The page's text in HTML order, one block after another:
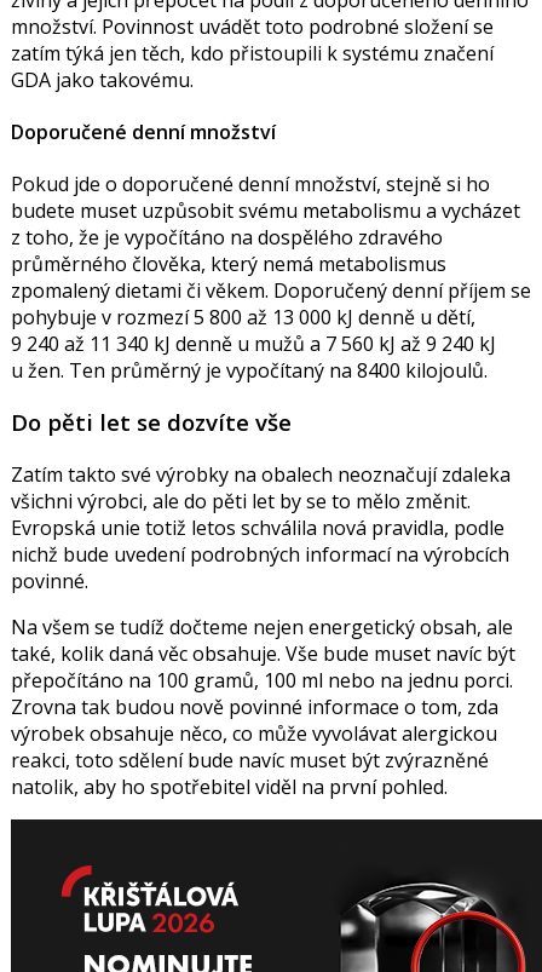
množství. Povinnost uvádět toto podrobné složení se
zatím týká jen těch, kdo přistoupili k systému značení
GDA jako takovému.
Doporučené denní množství
Pokud jde o doporučené denní množství, stejně si ho
budete muset uzpůsobit svému metabolismu a vycházet
z toho, že je vypočítáno na dospělého zdravého
průměrného člověka, který nemá metabolismus
zpomalený dietami či věkem. Doporučený denní příjem se
pohybuje v rozmezí 5 800 až 13 000 kJ denně u dětí,
9 240 až 11 340 kJ denně u mužů a 7 560 kJ až 9 240 kJ
u žen. Ten průměrný je vypočítaný na 8400 kilojoulů.
Do pěti let se dozvíte vše
Zatím takto své výrobky na obalech neoznačují zdaleka
všichni výrobci, ale do pěti let by se to mělo změnit.
Evropská unie totiž letos schválila nová pravidla, podle
nichž bude uvedení podrobných informací na výrobcích
povinné.
Na všem se tudíž dočteme nejen energetický obsah, ale
také, kolik daná věc obsahuje. Vše bude muset navíc být
přepočítáno na 100 gramů, 100 ml nebo na jednu porci.
Zrovna tak budou nově povinné informace o tom, zda
výrobek obsahuje něco, co může vyvolávat alergickou
reakci, toto sdělení bude navíc muset být zvýrazněné
natolik, aby ho spotřebitel viděl na první pohled.